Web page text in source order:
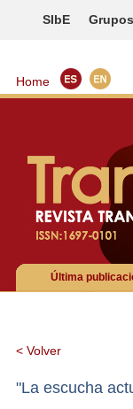
SIbE
Home
Última
< Volver
"La escucha